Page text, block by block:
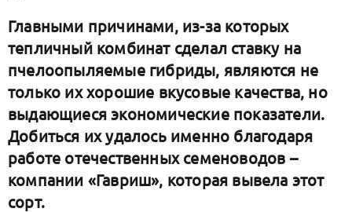
Главными причинами, из-за которых
тепличный комбинат сделал ставку на
пчелоопыляемые гибриды, являются не
только их хорошие вкусовые качества, но
выдающиеся экономические показатели.
Добиться их удалось именно благодаря
работе отечественных семеноводов –
компании «Гавриш», которая вывела этот
сорт.